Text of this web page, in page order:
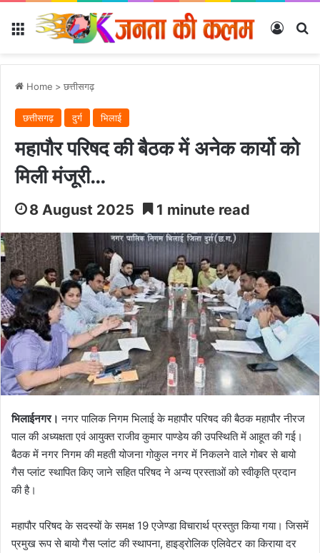
Menu Log In
Home > छत्तीसगढ़
छत्तीसगढ़ दुर्ग भिलाई
महापौर परिषद की बैठक में अनेक कार्यो को
मिली मंजूरी…
8 August 2025 1 minute read
भिलाईनगर। नगर पालिक निगम भिलाई के महापौर परिषद की बैठक महापौर नीरज
पाल की अध्यक्षता एवं आयुक्त राजीव कुमार पाण्डेय की उपस्थिति में आहूत की गई।
बैठक में नगर निगम की महती योजना गोकुल नगर में निकलने वाले गोबर से बायो
गैस प्लांट स्थापित किए जाने सहित परिषद ने अन्य प्रस्ताओं को स्वीकृति प्रदान
की है।
महापौर परिषद के सदस्यों के समक्ष 19 एजेण्डा विचारार्थ प्रस्तुत किया गया। जिसमें
प्रमुख रूप से बायो गैस प्लांट की स्थापना, हाइड्रोलिक एलिवेटर का किराया दर